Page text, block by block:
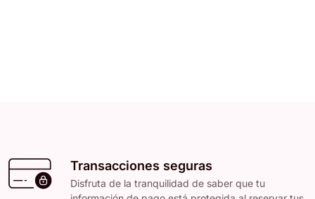
Transacciones seguras
Disfruta de la tranquilidad de saber que tu